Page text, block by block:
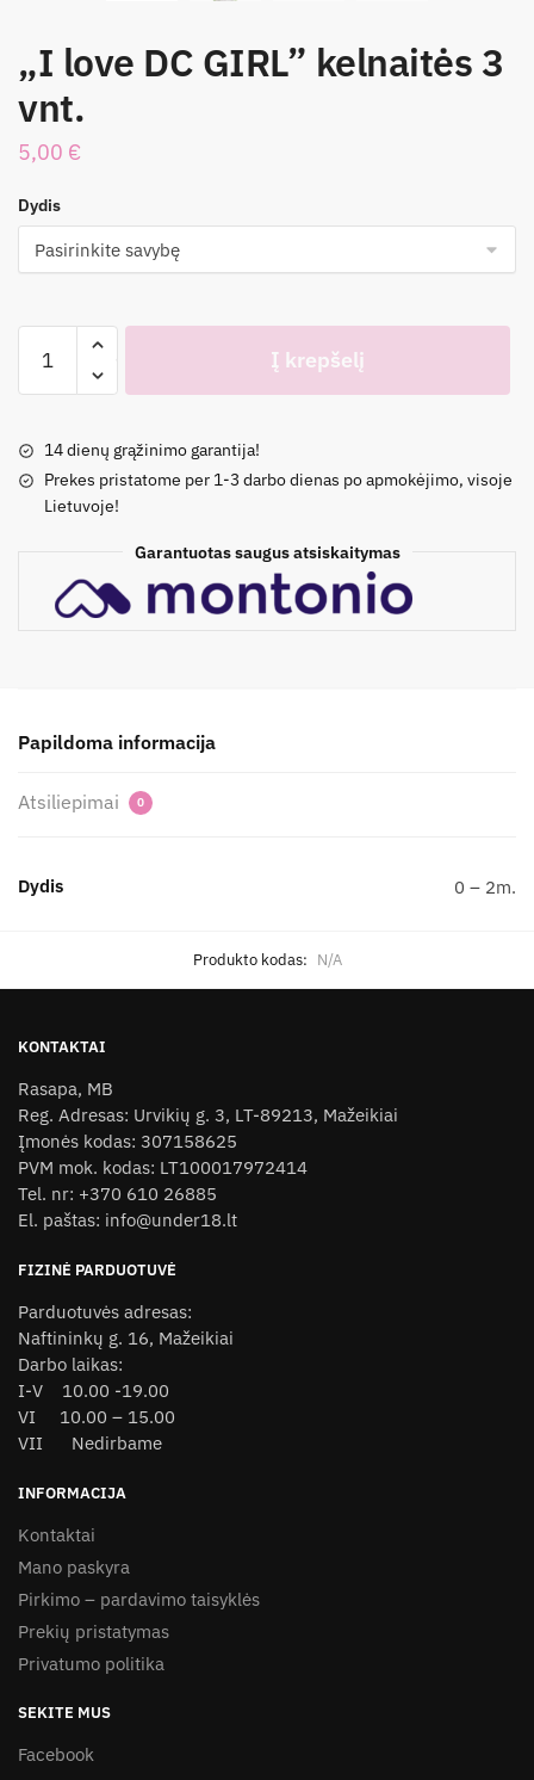
„I love DC GIRL” kelnaitės 3
vnt.
5,00 €
Dydis
kiekis:
"I
DC
GIRL"
kelnaitės
Į krepšelį
14 dienų grąžinimo garantija!
Prekes pristatome per 1-3 darbo dienas po apmokėjimo, visoje
Lietuvoje!
Garantuotas saugus atsiskaitymas
Papildoma informacija
Atsiliepimai 0
Dydis 0 – 2m.
Produkto kodas: N/A
KONTAKTAI
Rasapa, MB
Reg. Adresas: Urvikių g. 3, LT-89213, Mažeikiai
Įmonės kodas: 307158625
PVM mok. kodas: LT100017972414
Tel. nr: +370 610 26885
El. paštas: info@under18.lt
FIZINĖ PARDUOTUVĖ
Parduotuvės adresas:
Naftininkų g. 16, Mažeikiai
Darbo laikas:
I-V 10.00 -19.00
VI 10.00 – 15.00
VII Nedirbame
INFORMACIJA
Kontaktai
Mano paskyra
Pirkimo – pardavimo taisyklės
Prekių pristatymas
Privatumo politika
SEKITE MUS
Facebook